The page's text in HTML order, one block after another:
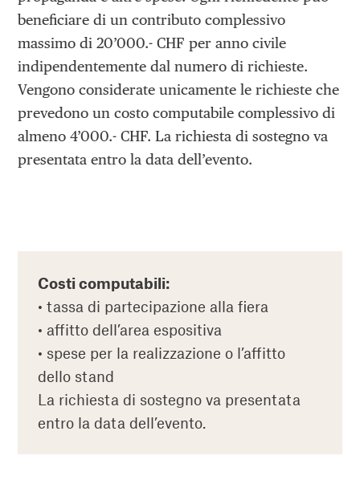
beneficiare di un contributo complessivo
massimo di 20’000.- CHF per anno civile
indipendentemente dal numero di richieste.
Vengono considerate unicamente le richieste che
prevedono un costo computabile complessivo di
almeno 4’000.- CHF. La richiesta di sostegno va
presentata entro la data dell’evento.
Costi computabili:
• tassa di partecipazione alla fiera
• affitto dell’area espositiva
• spese per la realizzazione o l’affitto
dello stand
La richiesta di sostegno va presentata
entro la data dell’evento.